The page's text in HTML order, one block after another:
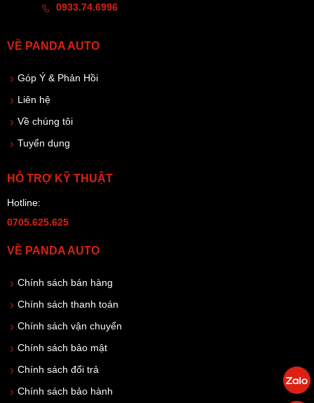
0933.74.6996
VỀ PANDA AUTO
Góp Ý & Phản Hồi
Liên hệ
Về chúng tôi
Tuyển dụng
HỖ TRỢ KỸ THUẬT
Hotline:
0705.625.625
VỀ PANDA AUTO
Chính sách bán hàng
Chính sách thanh toán
Chính sách vận chuyển
Chính sách bảo mật
Chính sách đổi trả
Chính sách bảo hành